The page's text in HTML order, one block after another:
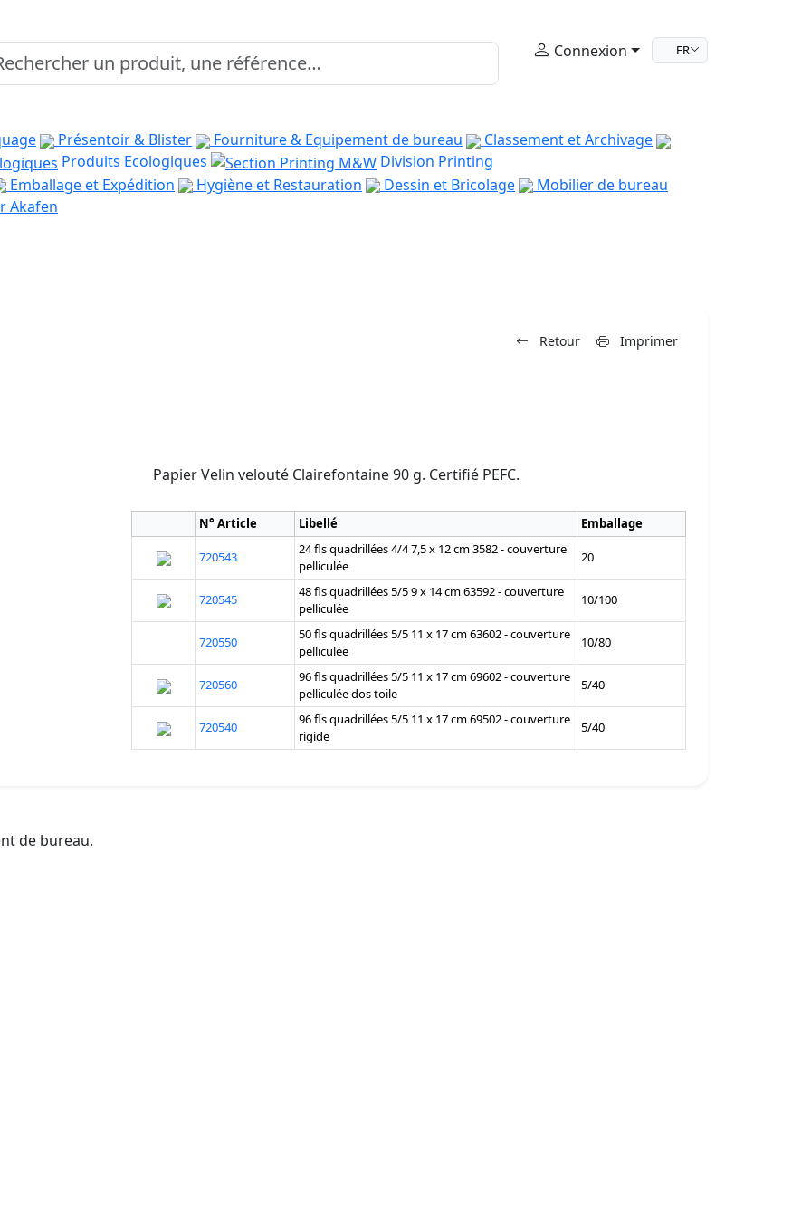
Connexion FR
Présentoir & Blister Fourniture & Equipement de bureau
Classement et Archivage
Produits Ecologiques
Division Printing
Emballage et Expédition Hygiène et Restauration Dessin et Bricolage
Mobilier de bureau
Akafen
Retour Imprimer
Papier Velin velouté Clairefontaine 90 g. Certifié PEFC.
N° Article Libellé Emballage
720543
24 fls quadrillées 4/4 7,5 x 12 cm 3582 - couverture
pelliculée
20
720545
48 fls quadrillées 5/5 9 x 14 cm 63592 - couverture
pelliculée
10/100
720550
50 fls quadrillées 5/5 11 x 17 cm 63602 - couverture
pelliculée
10/80
720560
96 fls quadrillées 5/5 11 x 17 cm 69602 - couverture
pelliculée dos toile
5/40
720540
96 fls quadrillées 5/5 11 x 17 cm 69502 - couverture
rigide
5/40
de bureau.